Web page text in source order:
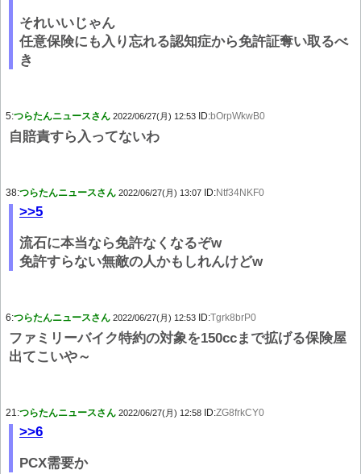
それいいじゃん
任意保険にも入り忘れる認知症から免許証奪い取るべ
き
5:つらたんニュースさん 2022/06/27(月) 12:53 ID:bOrpWkwB0
自賠責すら入ってないわ
38:つらたんニュースさん 2022/06/27(月) 13:07 ID:Ntf34NKF0
>>5
流石に本当なら免許なくなるぞw
免許すらない無敵の人かもしれんけどw
6:つらたんニュースさん 2022/06/27(月) 12:53 ID:Tgrk8brP0
ファミリーバイク特約の対象を150ccまで拡げる保険屋
出てこいや～
21:つらたんニュースさん 2022/06/27(月) 12:58 ID:ZG8frkCY0
>>6
PCX需要か